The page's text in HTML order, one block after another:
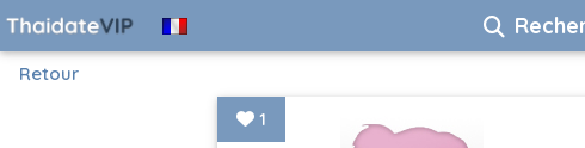
Retour
1